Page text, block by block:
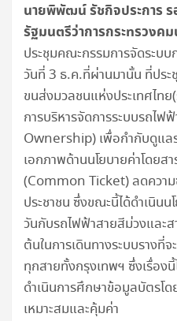
นายพิพัฒน์ รัชกิจประการ
รัฐมนตรีว่าการกระทรวงค
ประชุมคณะกรรมการจัดระบบ
วันที่ 3 ธ.ค.ที่ผ่านมานั้น ที่ประ
ขนส่งมวลชนแห่งประเทศไท
การบริหารจัดการระบบรถไ
Ownership) เพื่อกำกับดูแล
เอกภาพด้านนโยบายค่าโดยส
(Common Ticket) ลดความ
ประชาชน ซึ่งขณะนี้ได้ดำเนิน
วันกับรถไฟฟ้าสายสีม่วงและ
ต้นในการเดินทางระบบราง
ทุกสายทั้งกรุงเทพฯ ซึ่งเรื่อง
ดำเนินการศึกษาข้อมูลบัตรโด
เหมาะสมและคุ้มค่า